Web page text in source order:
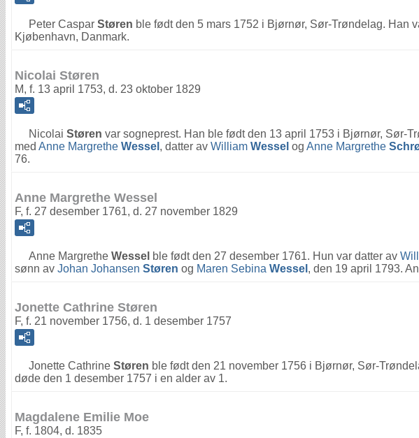
Peter Caspar Støren ble født den 5 mars 1752 i Bjørnør, Sør-Trøndelag. Han
Kjøbenhavn, Danmark.
Nicolai Støren
M, f. 13 april 1753, d. 23 oktober 1829
Nicolai Støren var sogneprest. Han ble født den 13 april 1753 i Bjørnør, Sør-
med Anne Margrethe Wessel , datter av William Wessel og Anne Margrethe
76.
Anne Margrethe Wessel
F, f. 27 desember 1761, d. 27 november 1829
Anne Margrethe Wessel ble født den 27 desember 1761. Hun var datter av
sønn av Johan Johansen Støren og Maren Sebina Wessel , den 19 april 1793.
Jonette Cathrine Støren
F, f. 21 november 1756, d. 1 desember 1757
Jonette Cathrine Støren ble født den 21 november 1756 i Bjørnør, Sør-
døde den 1 desember 1757 i en alder av 1.
Magdalene Emilie Moe
F, f. 1804, d. 1835